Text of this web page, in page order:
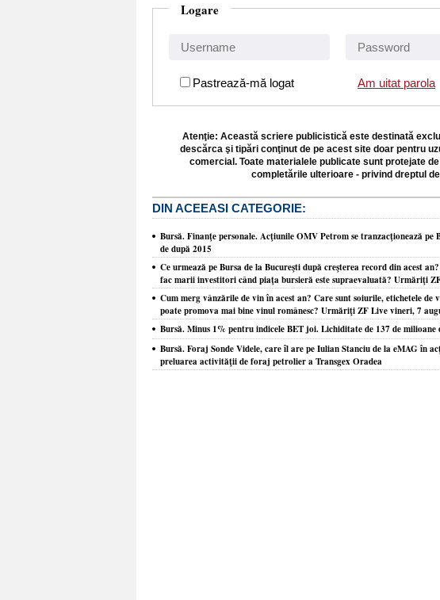
Logare
Pastrează-mă logat Am uitat parola
Atenţie: Această scriere publicistică este destinată
descărca şi tipări conţinut de pe acest site doar pentru
comercial. Toate materialele publicate sunt protejate
completările ulterioare - privind dreptul
DIN ACEEASI CATEGORIE:
Bursă. Finanţe personale. Acţiunile OMV Petrom se tranzacţionează
de după 2015
Ce urmează pe Bursa de la Bucureşti după creşterea record din acest
fac marii investitori când piaţa bursieră este supraevaluată? Urmăriţi
Cum merg vânzările de vin în acest an? Care sunt soiurile, etichetele
poate promova mai bine vinul românesc? Urmăriţi ZF Live vineri, 7
Bursă. Minus 1% pentru indicele BET joi. Lichiditate de 137 de milioane
Bursă. Foraj Sonde Videle, care îl are pe Iulian Stanciu de la eMAG în
preluarea activităţii de foraj petrolier a Transgex Oradea